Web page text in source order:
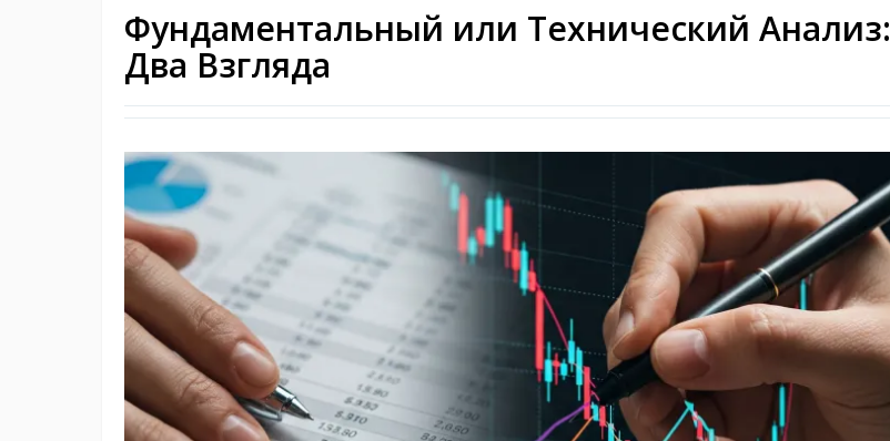
Фундаментальный или Технический Анализ:
Два Взгляда